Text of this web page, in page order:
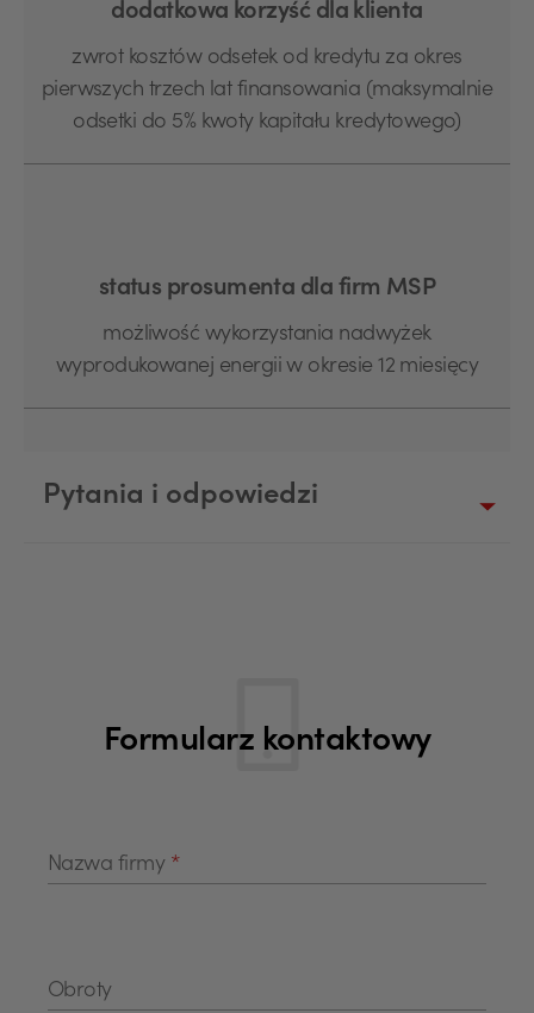
dodatkowa korzyść dla klienta
zwrot kosztów odsetek od kredytu za okres
pierwszych trzech lat finansowania (maksymalnie
odsetki do 5% kwoty kapitału kredytowego)
status prosumenta dla firm MSP
możliwość wykorzystania nadwyżek
wyprodukowanej energii w okresie 12 miesięcy
Pytania i odpowiedzi
Formularz kontaktowy
Nazwa firmy *
Obroty